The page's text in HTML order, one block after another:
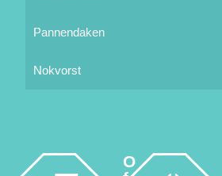
Pannendaken
Nokvorst
O